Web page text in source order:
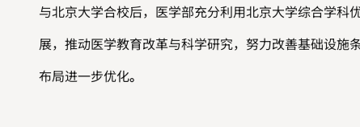
与北京大学合校后，医学部充分利用北京大学综合学科
展，推动医学教育改革与科学研究，努力改善基础设施
布局进一步优化。